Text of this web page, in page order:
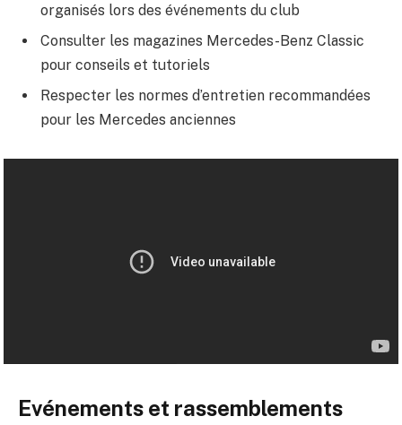
organisés lors des événements du club
Consulter les magazines Mercedes-Benz Classic
pour conseils et tutoriels
Respecter les normes d’entretien recommandées
pour les Mercedes anciennes
Evénements et rassemblements